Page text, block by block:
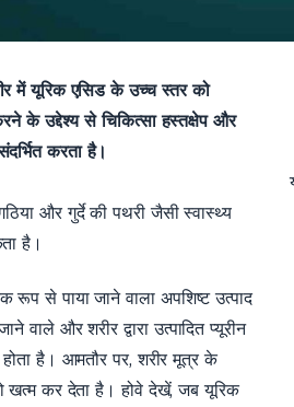
में यूरिक एसिड के उच्च स्तर को
के उद्देश्य से चिकित्सा हस्तक्षेप और
करता है।
और गुर्दे की पथरी जैसी स्वास्थ्य
है।
रूप से पाया जाने वाला अपशिष्ट उत्पाद
वाले और शरीर द्वारा उत्पादित प्यूरीन
है। आमतौर पर, शरीर मूत्र के
खत्म कर देता है। होवे देखें, जब यूरिक